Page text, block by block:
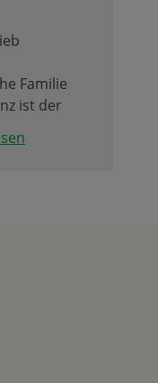
Familie
ist der